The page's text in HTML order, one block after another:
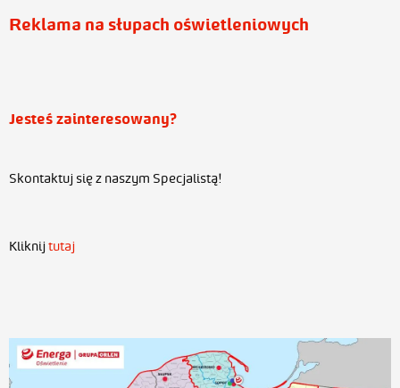
Reklama na słupach oświetleniowych
Jesteś zainteresowany?
Skontaktuj się z naszym Specjalistą!
Kliknij tutaj